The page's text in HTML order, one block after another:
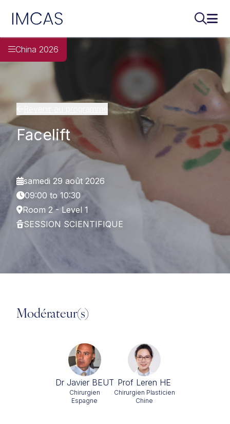
IMCAS
China 2026
Facelift
samedi 29 août 2026
09:00 to 10:30
Room 2 - Level 1
SESSION SCIENTIFIQUE
Modérateur(s)
Dr Javier BEUT
Chirurgien
Espagne
Prof Leren HE
Chirurgien Plasticien
Chine